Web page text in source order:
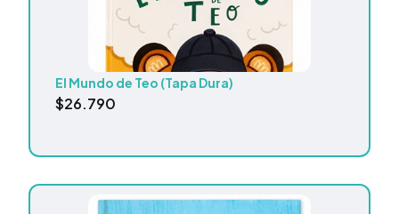
El Mundo de Teo (Tapa Dura)
$26.790